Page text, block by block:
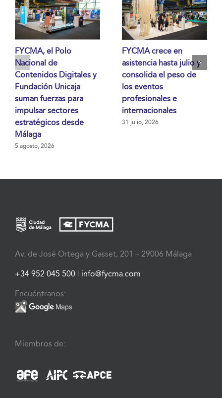
FYCMA, el Polo
Nacional de
Contenidos Digitales y
Fundación Unicaja
suman fuerzas para
impulsar sectores
estratégicos desde
Málaga
5 agosto, 2026
FYCMA crece en
asistencia hasta julio y
consolida el peso de
los eventos
profesionales e
internacionales
31 julio, 2026
Av. de José Ortega y Gasset, 201 – 29006 Málaga
+34 952 045 500 info@fycma.com
Encuéntranos:
Miembros de: